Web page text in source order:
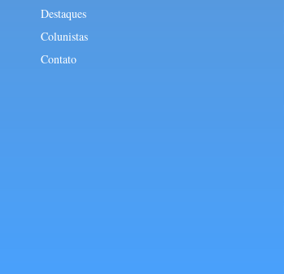
Destaques
Colunistas
Contato